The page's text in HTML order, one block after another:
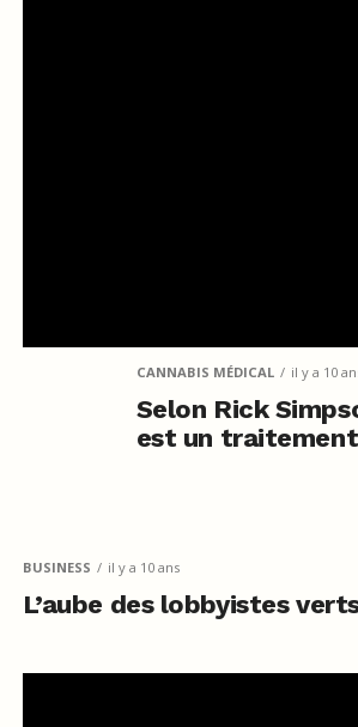
CANNABIS MÉDICAL il y a 10
Selon Rick
est un
BUSINESS il y a 10 ans
L’aube des lobbyistes